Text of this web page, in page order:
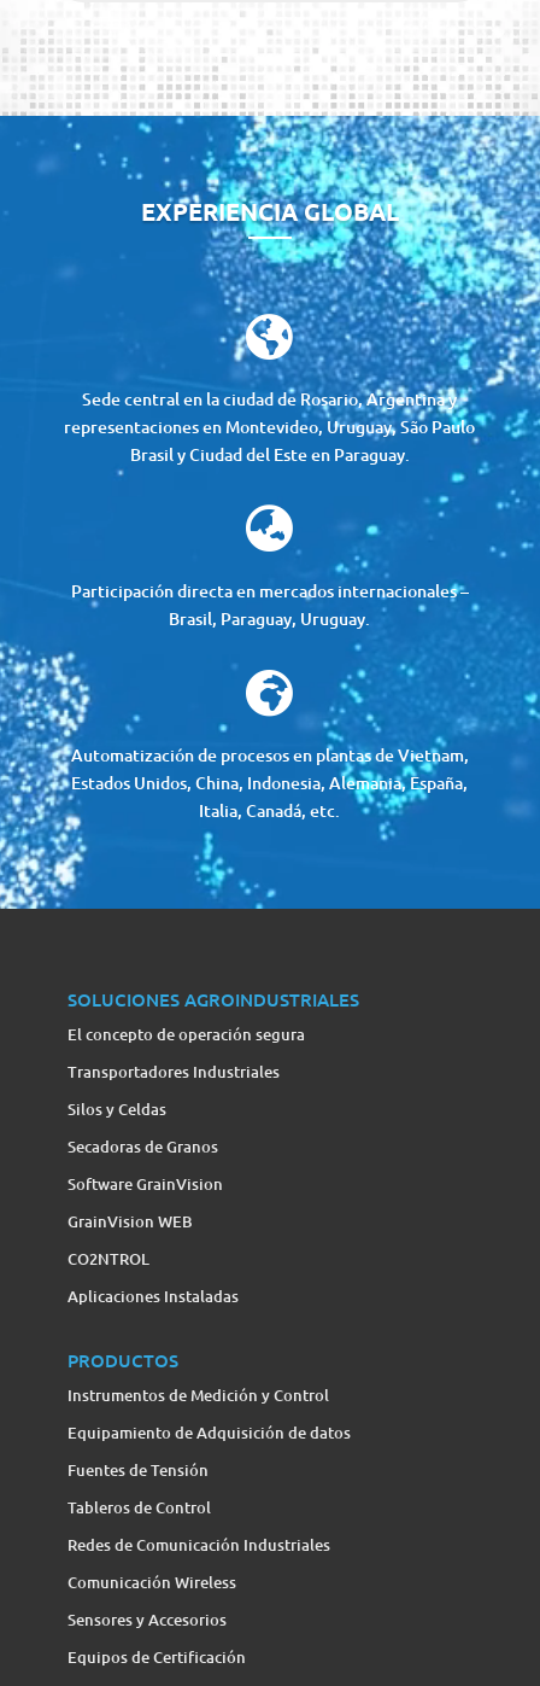
Reproductor
EXPERIENCIA GLOBAL

Sede central en la ciudad de Rosario, Argentina y
representaciones en Montevideo, Uruguay, São Paulo
Brasil y Ciudad del Este en Paraguay.

Participación directa en mercados internacionales –
Brasil, Paraguay, Uruguay.

Automatización de procesos en plantas de Vietnam,
Estados Unidos, China, Indonesia, Alemania, España,
Italia, Canadá, etc.
SOLUCIONES AGROINDUSTRIALES
El concepto de operación segura
Transportadores Industriales
Silos y Celdas
Secadoras de Granos
Software GrainVision
GrainVision WEB
CO2NTROL
Aplicaciones Instaladas
PRODUCTOS
Instrumentos de Medición y Control
Equipamiento de Adquisición de datos
Fuentes de Tensión
Tableros de Control
Redes de Comunicación Industriales
Comunicación Wireless
Sensores y Accesorios
Equipos de Certificación